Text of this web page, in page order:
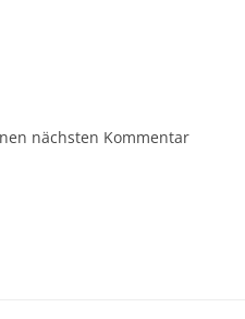
nächsten Kommentar